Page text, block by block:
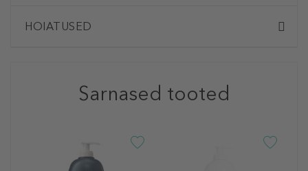
HOIATUSED
Sarnased tooted